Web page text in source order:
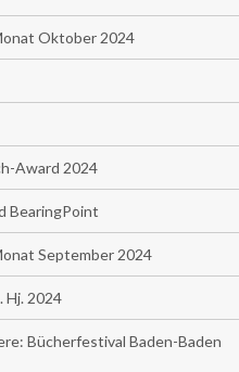
Oktober 2024
Award 2024
BearingPoint
September 2024
Hj. 2024
Bücherfestival Baden-Baden